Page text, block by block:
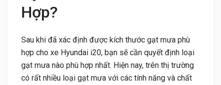
Hợp?
Sau khi đã xác định được kích thước gạt mưa phù
hợp cho xe Hyundai i20, bạn sẽ cần quyết định loại
gạt mưa nào phù hợp nhất. Hiện nay, trên thị trường
có rất nhiều loại gạt mưa với các tính năng và chất